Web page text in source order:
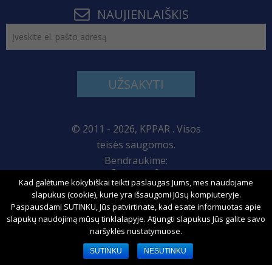
NAUJIENLAIŠKIS
UŽSAKYTI
© 2011 - 2026, KPPAR . Visos
teisės saugomos.
Bendraukime:
Svetainės žemėlapis
Kad galėtume kokybiškai teikti paslaugas Jums, mes naudojame
slapukus (cookie), kurie yra išsaugomi Jūsų kompiuteryje.
Paspausdami SUTINKU, Jūs patvirtinate, kad esate informuotas apie
slapukų naudojimą mūsų tinklalapyje. Atjungti slapukus Jūs galite savo
naršyklės nustatymuose.
SUTINKU NESUTINKU